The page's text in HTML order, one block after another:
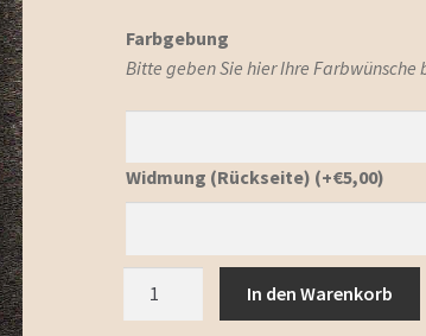
Farbgebung
Bitte geben Sie hier Ihre Farbwünsche
Widmung (Rückseite) (+€5,00)
In den Warenkorb